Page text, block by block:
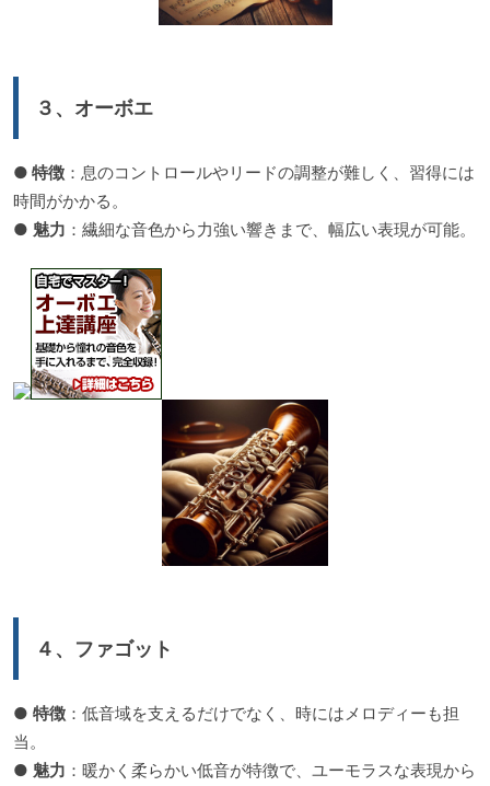
３、オーボエ
● 特徴：息のコントロールやリードの調整が難しく、習得には
時間がかかる。
● 魅力 ：繊細な音色から力強い響きまで、幅広い表現が可能。
４、ファゴット
● 特徴：低音域を支えるだけでなく、時にはメロディーも担
当。
● 魅力 ：暖かく柔らかい低音が特徴で、ユーモラスな表現から